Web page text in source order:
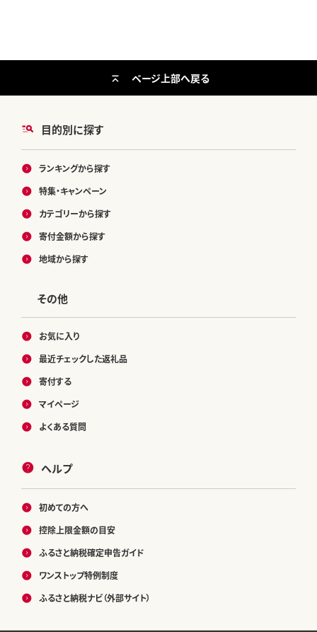
目的別に探す
ランキングから探す
特集・キャンペーン
カテゴリーから探す
寄付金額から探す
地域から探す
その他
お気に入り
最近チェックした返礼品
寄付する
マイページ
よくある質問
ヘルプ
初めての方へ
控除上限金額の目安
ふるさと納税確定申告ガイド
ワンストップ特例制度
ふるさと納税ナビ（外部サイト）
ページ上部へ戻る